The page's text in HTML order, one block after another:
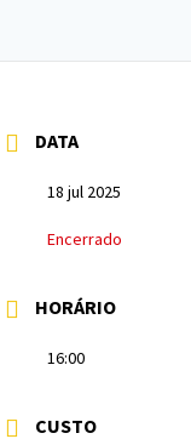
DATA
18 jul 2025
Encerrado
HORÁRIO
16:00
CUSTO